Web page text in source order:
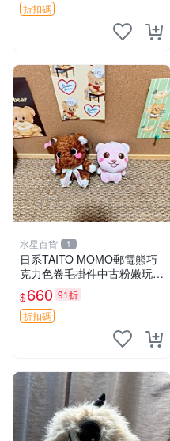
折扣碼
水星百貨 1
日系TAITO MOMO郵電熊巧
克力色卷毛掛件中古粉嫩玩偶
微瑕推薦 postpet momo 郵
電熊 中古玩偶
$660 91折
折扣碼